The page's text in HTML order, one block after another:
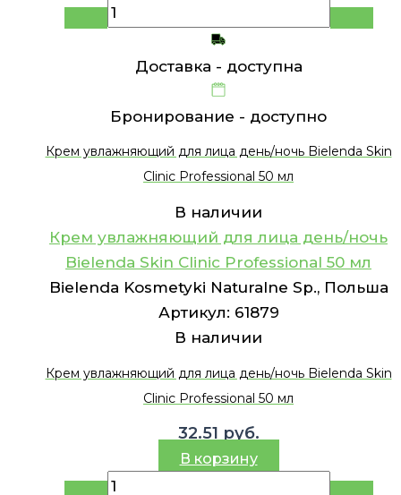
Доставка - доступна
Бронирование - доступно
Крем увлажняющий для лица день/ночь Bielenda Skin
Clinic Professional 50 мл
В наличии
Крем увлажняющий для лица день/ночь
Bielenda Skin Clinic Professional 50 мл
Bielenda Kosmetyki Naturalne Sp., Польша
Артикул: 61879
В наличии
Крем увлажняющий для лица день/ночь Bielenda Skin
Clinic Professional 50 мл
32.51 руб.
В корзину